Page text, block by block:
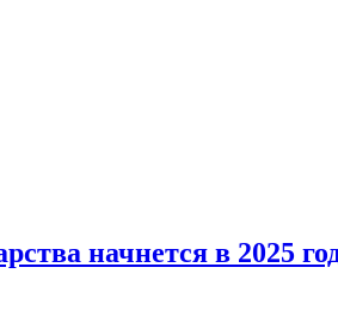
начнется в 2025